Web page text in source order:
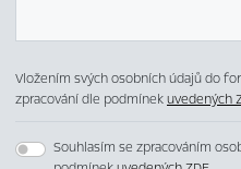
Vložením svých osobních údajů do
zpracování dle podmínekuvedených
Souhlasím se zpracováním